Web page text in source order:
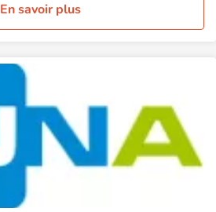
En savoir plus